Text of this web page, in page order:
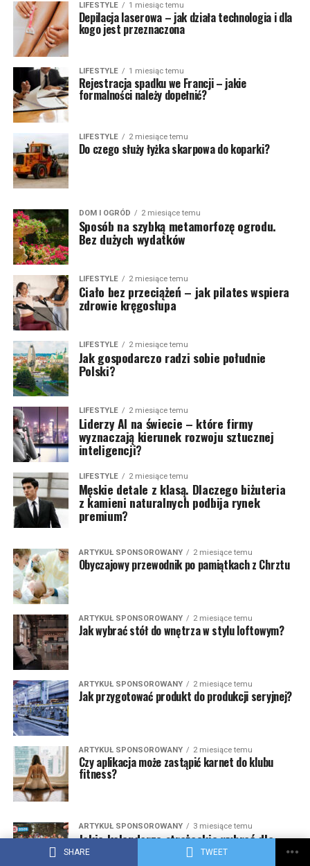
SHARE TWEET
LIFESTYLE 1 miesiąc temu
Depilacja laserowa – jak działa technologia i dla
kogo jest przeznaczona
LIFESTYLE 1 miesiąc temu
Rejestracja spadku we Francji – jakie
formalności należy dopełnić?
LIFESTYLE 2 miesiące temu
Do czego służy łyżka skarpowa do koparki?
DOM I OGRÓD 2 miesiące temu
Sposób na szybką metamorfozę ogrodu.
Bez dużych wydatków
LIFESTYLE 2 miesiące temu
Ciało bez przeciążeń – jak pilates wspiera
zdrowie kręgosłupa
LIFESTYLE 2 miesiące temu
Jak gospodarczo radzi sobie południe
Polski?
LIFESTYLE 2 miesiące temu
Liderzy AI na świecie – które firmy
wyznaczają kierunek rozwoju sztucznej
inteligencji?
LIFESTYLE 2 miesiące temu
Męskie detale z klasą. Dlaczego biżuteria
z kamieni naturalnych podbija rynek
premium?
ARTYKUŁ SPONSOROWANY 2 miesiące temu
Obyczajowy przewodnik po pamiątkach z Chrztu
ARTYKUŁ SPONSOROWANY 2 miesiące temu
Jak wybrać stół do wnętrza w stylu loftowym?
ARTYKUŁ SPONSOROWANY 2 miesiące temu
Jak przygotować produkt do produkcji seryjnej?
ARTYKUŁ SPONSOROWANY 2 miesiące temu
Czy aplikacja może zastąpić karnet do klubu
fitness?
ARTYKUŁ SPONSOROWANY 3 miesiące temu
Jakie kalendarze strażackie wybrać dla
OSP? Porównanie najpopularniejszych